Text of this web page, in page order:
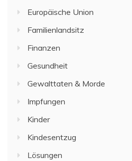
Europäische Union
Familienlandsitz
Finanzen
Gesundheit
Gewalttaten & Morde
Impfungen
Kinder
Kindesentzug
Lösungen